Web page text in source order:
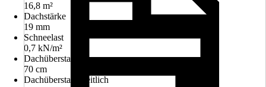
16,8 m²
Dachstärke
19 mm
Schneelast
0,7 kN/m²
Dachüberstand vorn
70 cm
Dachüberstand seitlich